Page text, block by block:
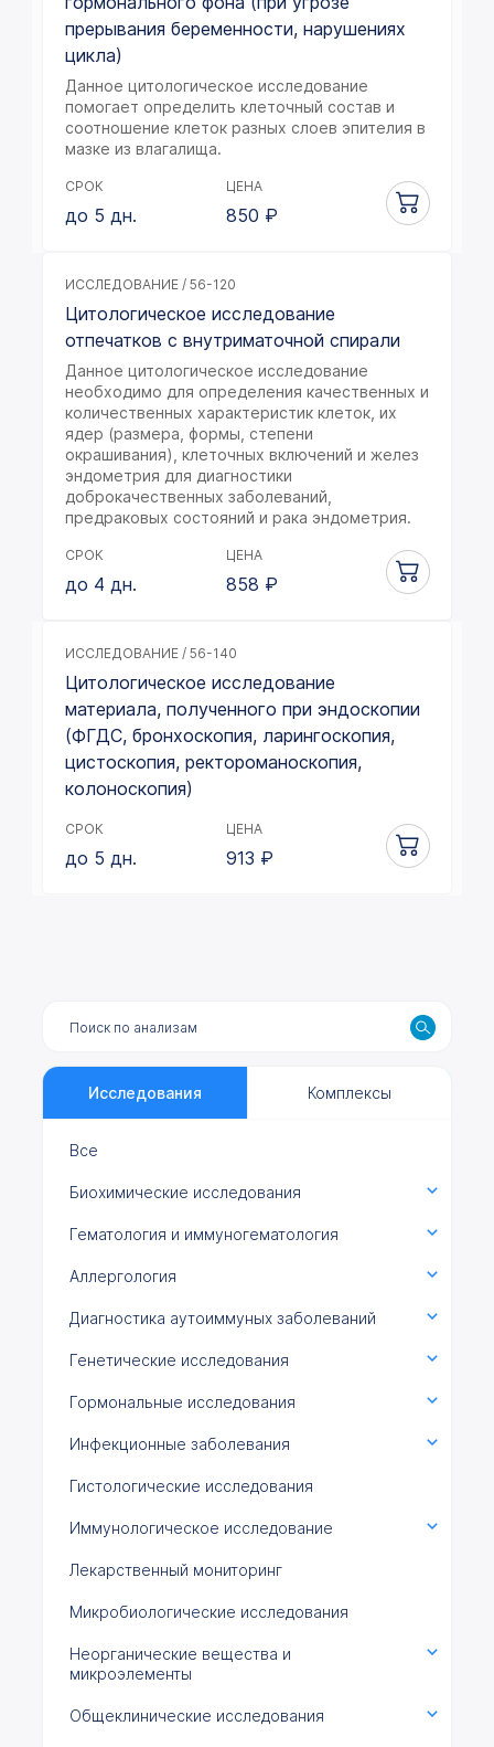
прерывания беременности, нарушениях
цикла)
Данное цитологическое исследование
помогает определить клеточный состав и
соотношение клеток разных слоев эпителия в
мазке из влагалища.
СРОК
до 5 дн.
ЦЕНА
850 ₽
ИССЛЕДОВАНИЕ / 56-120
Цитологическое исследование
отпечатков с внутриматочной спирали
Данное цитологическое исследование
необходимо для определения качественных и
количественных характеристик клеток, их
ядер (размера, формы, степени
окрашивания), клеточных включений и желез
эндометрия для диагностики
доброкачественных заболеваний,
предраковых состояний и рака эндометрия.
СРОК
до 4 дн.
ЦЕНА
858 ₽
ИССЛЕДОВАНИЕ / 56-140
Цитологическое исследование
материала, полученного при эндоскопии
(ФГДС, бронхоскопия, ларингоскопия,
цистоскопия, ректороманоскопия,
колоноскопия)
СРОК
до 5 дн.
ЦЕНА
913 ₽
Исследования Комплексы
Все
Биохимические исследования
Гематология и иммуногематология
Аллергология
Диагностика аутоиммуных заболеваний
Генетические исследования
Гормональные исследования
Инфекционные заболевания
Гистологические исследования
Иммунологическое исследование
Лекарственный мониторинг
Микробиологические исследования
Неорганические вещества и
микроэлементы
Общеклинические исследования